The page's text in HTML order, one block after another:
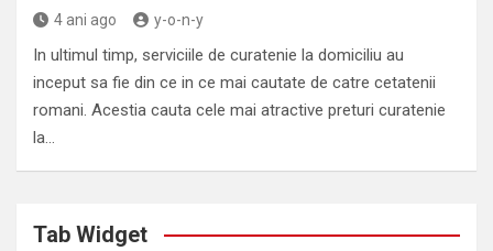
4 ani ago y-o-n-y
In ultimul timp, serviciile de curatenie la domiciliu au
inceput sa fie din ce in ce mai cautate de catre cetatenii
romani. Acestia cauta cele mai atractive preturi curatenie
la…
Tab Widget